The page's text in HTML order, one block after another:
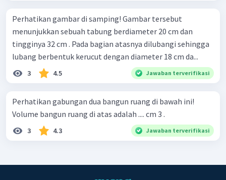
Perhatikan gambar di samping! Gambar tersebut
menunjukkan sebuah tabung berdiameter 20 cm dan
tingginya 32 cm . Pada bagian atasnya dilubangi sehingga
lubang berbentuk kerucut dengan diameter 18 cm da...
3 4.5 Jawaban terverifikasi
Perhatikan gabungan dua bangun ruang di bawah ini!
Volume bangun ruang di atas adalah .... cm 3 .
3 4.3 Jawaban terverifikasi